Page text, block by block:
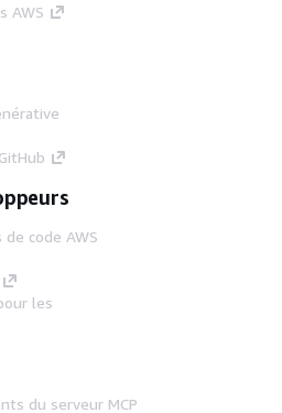
AWS
code AWS
les
du serveur MCP